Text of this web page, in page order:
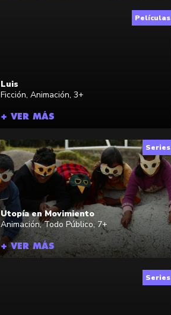
Películas
Luis
Ficción, Animación, 3+
+ VER MÁS
Series
Utopía en Movimiento
Animación,Todo Público,7+
+ VER MÁS
Series